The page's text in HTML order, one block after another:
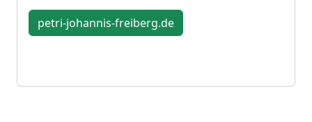
petri-johannis-freiberg.de